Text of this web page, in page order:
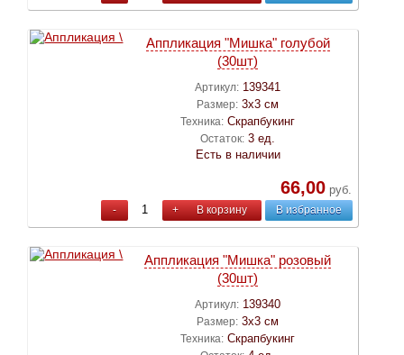
Аппликация "Мишка" голубой
(30шт)
Артикул: 139341
Размер: 3х3 см
Техника: Скрапбукинг
Остаток: 3 ед.
Есть в наличии
66,00руб.
- + В корзину В избранное
Аппликация "Мишка" розовый
(30шт)
Артикул: 139340
Размер: 3х3 см
Техника: Скрапбукинг